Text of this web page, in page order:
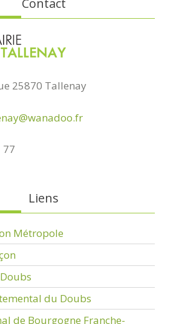
Contact
25870 Tallenay
77
Liens
Métropole
du Doubs
de Bourgogne Franche-